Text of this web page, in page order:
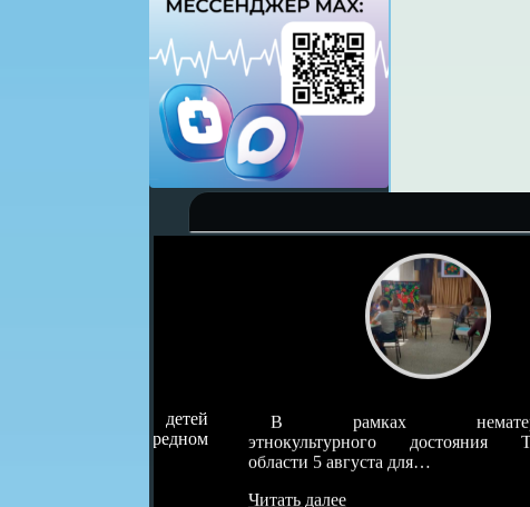
В рамках нематериального
этнокультурного достояния Тюменской
области 5 августа для…
Читать далее